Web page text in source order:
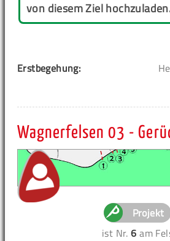
von diesem Ziel
Erstbegehung:
Wagnerfelsen 03 -
Projekt
ist Nr.6 am